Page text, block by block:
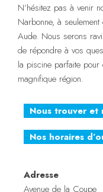
N’hésitez pas à venir
Narbonne, à
Aude. Nous serons
de répondre à vos
la piscine parfaite
magnifique région.
Nous trouver et
Nos horaires
Adresse
Avenue de la Coupe